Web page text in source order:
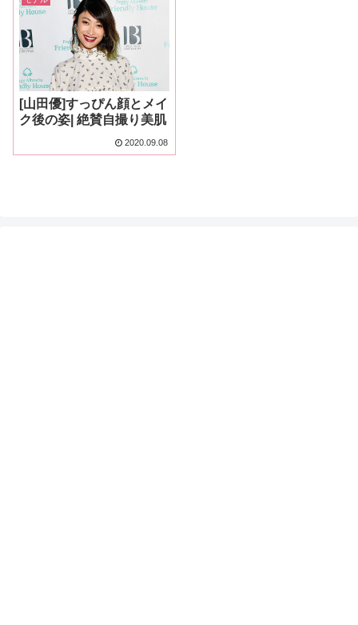
[山田優]すっぴん顔とメイ
ク後の姿| 絶賛自撮り美肌
2020.09.08